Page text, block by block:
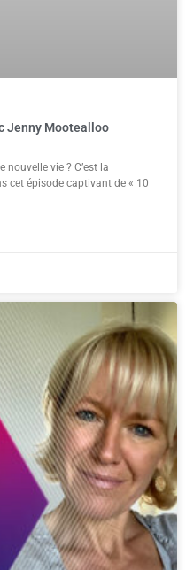
Jenny Mootealloo
nouvelle vie ? C’est la
cet épisode captivant de « 10